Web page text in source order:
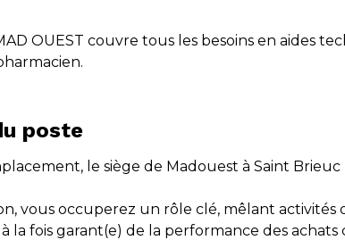
OUEST couvre tous les besoins en aides
poste
le siège de Madouest à Saint
vous occuperez un rôle clé, mêlant activités
à la fois garant(e) de la performance des